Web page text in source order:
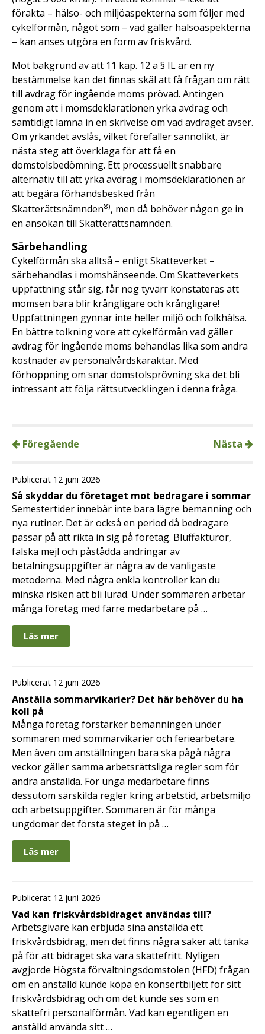
förakta – hälso- och miljöaspekterna som följer med
cykelförmån, något som – vad gäller hälsoaspekterna
– kan anses utgöra en form av friskvård.
Mot bakgrund av att 11 kap. 12 a § IL är en ny
bestämmelse kan det finnas skäl att få frågan om rätt
till avdrag för ingående moms prövad. Antingen
genom att i momsdeklarationen yrka avdrag och
samtidigt lämna in en skrivelse om vad avdraget avser.
Om yrkandet avslås, vilket förefaller sannolikt, är
nästa steg att överklaga för att få en
domstolsbedömning. Ett processuellt snabbare
alternativ till att yrka avdrag i momsdeklarationen är
att begära förhandsbesked från
Skatterättsnämnden8), men då behöver någon ge in
en ansökan till Skatterättsnämnden.
Särbehandling
Cykelförmån ska alltså – enligt Skatteverket –
särbehandlas i momshänseende. Om Skatteverkets
uppfattning står sig, får nog tyvärr konstateras att
momsen bara blir krångligare och krångligare!
Uppfattningen gynnar inte heller miljö och folkhälsa.
En bättre tolkning vore att cykelförmån vad gäller
avdrag för ingående moms behandlas lika som andra
kostnader av personalvårdskaraktär. Med
förhoppning om snar domstolsprövning ska det bli
intressant att följa rättsutvecklingen i denna fråga.
Föregående Nästa
Publicerat 12 juni 2026
Så skyddar du företaget mot bedragare i sommar
Semestertider innebär inte bara lägre bemanning och
nya rutiner. Det är också en period då bedragare
passar på att rikta in sig på företag. Bluffakturor,
falska mejl och påstådda ändringar av
betalningsuppgifter är några av de vanligaste
metoderna. Med några enkla kontroller kan du
minska risken att bli lurad. Under sommaren arbetar
många företag med färre medarbetare på …
Läs mer
Publicerat 12 juni 2026
Anställa sommarvikarier? Det här behöver du ha
koll på
Många företag förstärker bemanningen under
sommaren med sommarvikarier och feriearbetare.
Men även om anställningen bara ska pågå några
veckor gäller samma arbetsrättsliga regler som för
andra anställda. För unga medarbetare finns
dessutom särskilda regler kring arbetstid, arbetsmiljö
och arbetsuppgifter. Sommaren är för många
ungdomar det första steget in på …
Läs mer
Publicerat 12 juni 2026
Vad kan friskvårdsbidraget användas till?
Arbetsgivare kan erbjuda sina anställda ett
friskvårdsbidrag, men det finns några saker att tänka
på för att bidraget ska vara skattefritt. Nyligen
avgjorde Högsta förvaltningsdomstolen (HFD) frågan
om en anställd kunde köpa en konsertbiljett för sitt
friskvårdsbidrag och om det kunde ses som en
skattefri personalförmån. Vad kan egentligen en
anställd använda sitt …